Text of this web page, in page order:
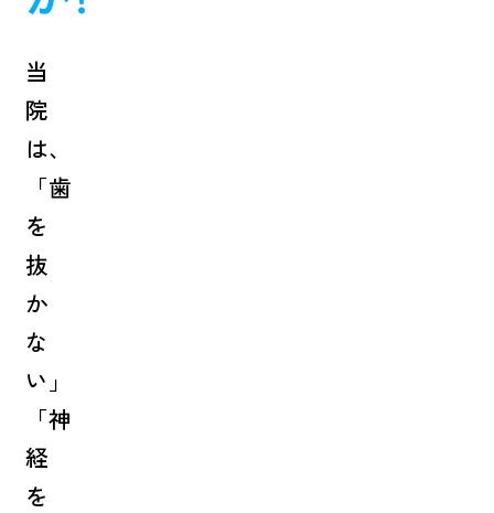
当
院
は、
「歯
を
抜
か
な
い」
「神
経
を